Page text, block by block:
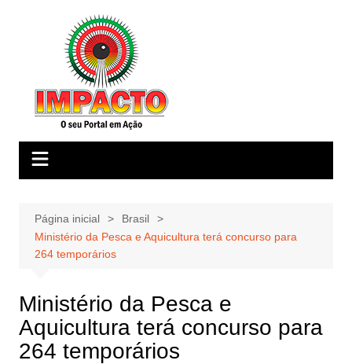
Página inicial
Brasil
Ministério da Pesca e Aquicultura terá concurso para
264 temporários
Ministério da Pesca e
Aquicultura terá concurso para
264 temporários